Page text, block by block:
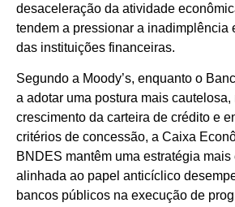
desaceleração da atividade
tendem a pressionar a inadimplência
das instituições financeiras.
Segundo a Moody’s, enquanto o
a adotar uma postura mais
crescimento da carteira de crédito e
critérios de concessão, a Caixa
BNDES mantêm uma estratégia
alinhada ao papel anticíclico
bancos públicos na execução de